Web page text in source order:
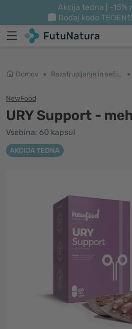
Akcija tedna | -15%
Dodaj kodo
Domov Razstrupljanje in sečila
NewFood
URY Support -
Vsebina: 60 kapsul
AKCIJA TEDNA